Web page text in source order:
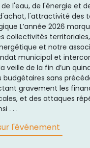
l'eau, de l'énergie et
l'attractivité des
L’année 2026
collectivités
et notre
municipal et
veille de la fin d’un
budgétaires sans
gravement les
et des attaques
. . .
l'événement